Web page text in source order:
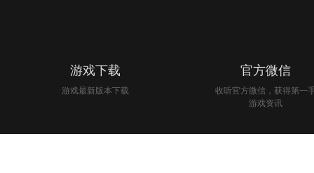
游戏下载
游戏最新版本下载
官方微信
收听官方微信，获得第一
游戏资讯